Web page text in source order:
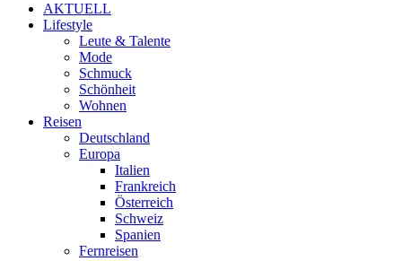
AKTUELL
Lifestyle
Leute & Talente
Mode
Schmuck
Schönheit
Wohnen
Reisen
Deutschland
Europa
Italien
Frankreich
Österreich
Schweiz
Spanien
Fernreisen